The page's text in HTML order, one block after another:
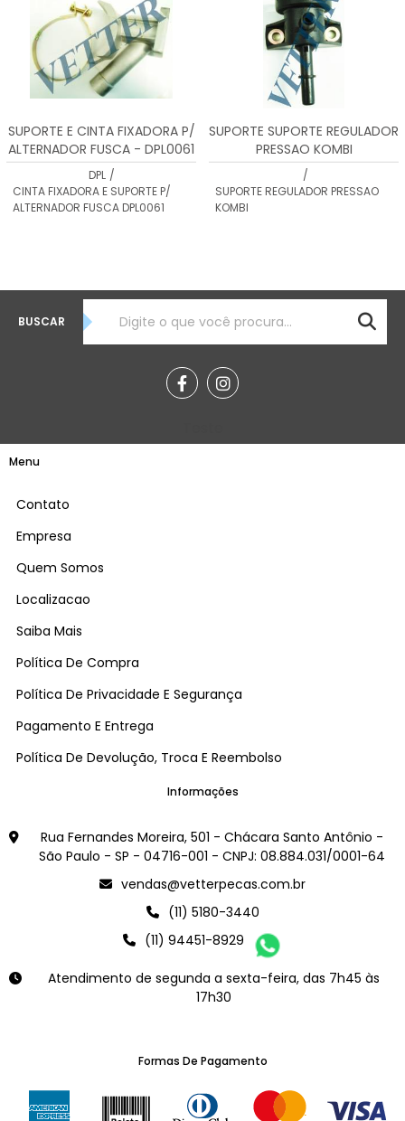
SUPORTE E CINTA FIXADORA P/
ALTERNADOR FUSCA - DPL0061
DPL /
CINTA FIXADORA E SUPORTE P/
ALTERNADOR FUSCA DPL0061
SUPORTE SUPORTE REGULADOR
PRESSAO KOMBI
/
SUPORTE REGULADOR PRESSAO
KOMBI
BUSCAR
Menu
Contato
Empresa
Quem Somos
Localizacao
Saiba Mais
Política De Compra
Política De Privacidade E Segurança
Pagamento E Entrega
Política De Devolução, Troca E Reembolso
Informações
Rua Fernandes Moreira, 501 - Chácara Santo Antônio -
São Paulo - SP - 04716-001 - CNPJ: 08.884.031/0001-64
vendas@vetterpecas.com.br
(11) 5180-3440
(11) 94451-8929
Atendimento de segunda a sexta-feira, das 7h45 às
17h30
Formas De Pagamento